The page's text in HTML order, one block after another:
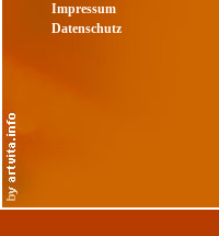
Impressum
Datenschutz